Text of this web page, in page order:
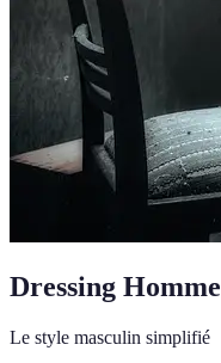
Dressing Homme
Le style masculin simplifié